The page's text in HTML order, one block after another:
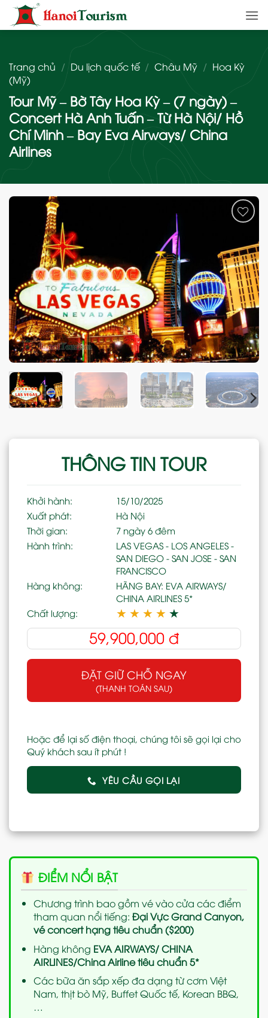
qua
nội
Trang chủ / Du lịch quốc tế / Châu Mỹ / Hoa Kỳ
(Mỹ)
Tour Mỹ – Bờ Tây Hoa Kỳ – (7 ngày) –
Concert Hà Anh Tuấn – Từ Hà Nội/ Hồ
Chí Minh – Bay Eva Airways/ China
Airlines
to
wishlist
THÔNG TIN TOUR
Khởi hành:
15/10/2025
Xuất phát:
Hà Nội
Thời gian:
7 ngày 6 đêm
Hành trình:
LAS VEGAS - LOS ANGELES -
SAN DIEGO - SAN JOSE - SAN
FRANCISCO
Hàng không:
HÃNG BAY: EVA AIRWAYS/
CHINA AIRLINES 5*
Chất lượng:
★ ★ ★ ★ ★
59,900,000 đ
ĐẶT GIỮ CHỖ NGAY
(THANH TOÁN SAU)
Hoặc để lại số điện thoại, chúng tôi sẽ gọi lại cho
Quý khách sau ít phút !
YÊU CẦU GỌI LẠI
ĐIỂM NỔI BẬT
Chương trình bao gồm vé vào cửa các điểm
tham quan nổi tiếng: Đại Vực Grand Canyon,
vé concert hạng tiêu chuẩn ($200)
Hàng không EVA AIRWAYS/ CHINA
AIRLINES/China Airline tiêu chuẩn 5*
Các bữa ăn sắp xếp đa dạng từ cơm Việt
Nam, thịt bò Mỹ, Buffet Quốc tế, Korean BBQ,
…